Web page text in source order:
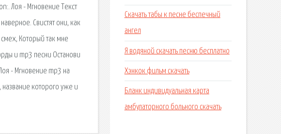
Лоя - Мгновение Tекст
Свистят они, как
смех, Который так мне
и mp3 песни Останови
- Мгновение mp3 на
название которого уже и
Скачать табы к песне беспечный
ангел
Я водяной скачать песню бесплатно
Хэнкок фильм скачать
Бланк индивидуальная карта
амбулаторного больного скачать